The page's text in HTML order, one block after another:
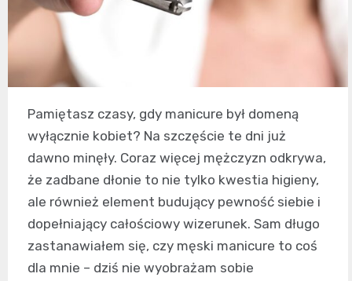
Pamiętasz czasy, gdy manicure był domeną
wyłącznie kobiet? Na szczęście te dni już
dawno minęły. Coraz więcej mężczyzn odkrywa,
że zadbane dłonie to nie tylko kwestia higieny,
ale również element budujący pewność siebie i
dopełniający całościowy wizerunek. Sam długo
zastanawiałem się, czy męski manicure to coś
dla mnie – dziś nie wyobrażam sobie